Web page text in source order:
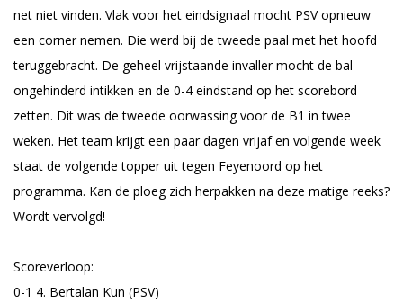
net niet vinden. Vlak voor het eindsignaal mocht PSV opnieuw
een corner nemen. Die werd bij de tweede paal met het hoofd
teruggebracht. De geheel vrijstaande invaller mocht de bal
ongehinderd intikken en de 0-4 eindstand op het scorebord
zetten. Dit was de tweede oorwassing voor de B1 in twee
weken. Het team krijgt een paar dagen vrijaf en volgende week
staat de volgende topper uit tegen Feyenoord op het
programma. Kan de ploeg zich herpakken na deze matige reeks?
Wordt vervolgd!
Scoreverloop:
0-1 4. Bertalan Kun (PSV)